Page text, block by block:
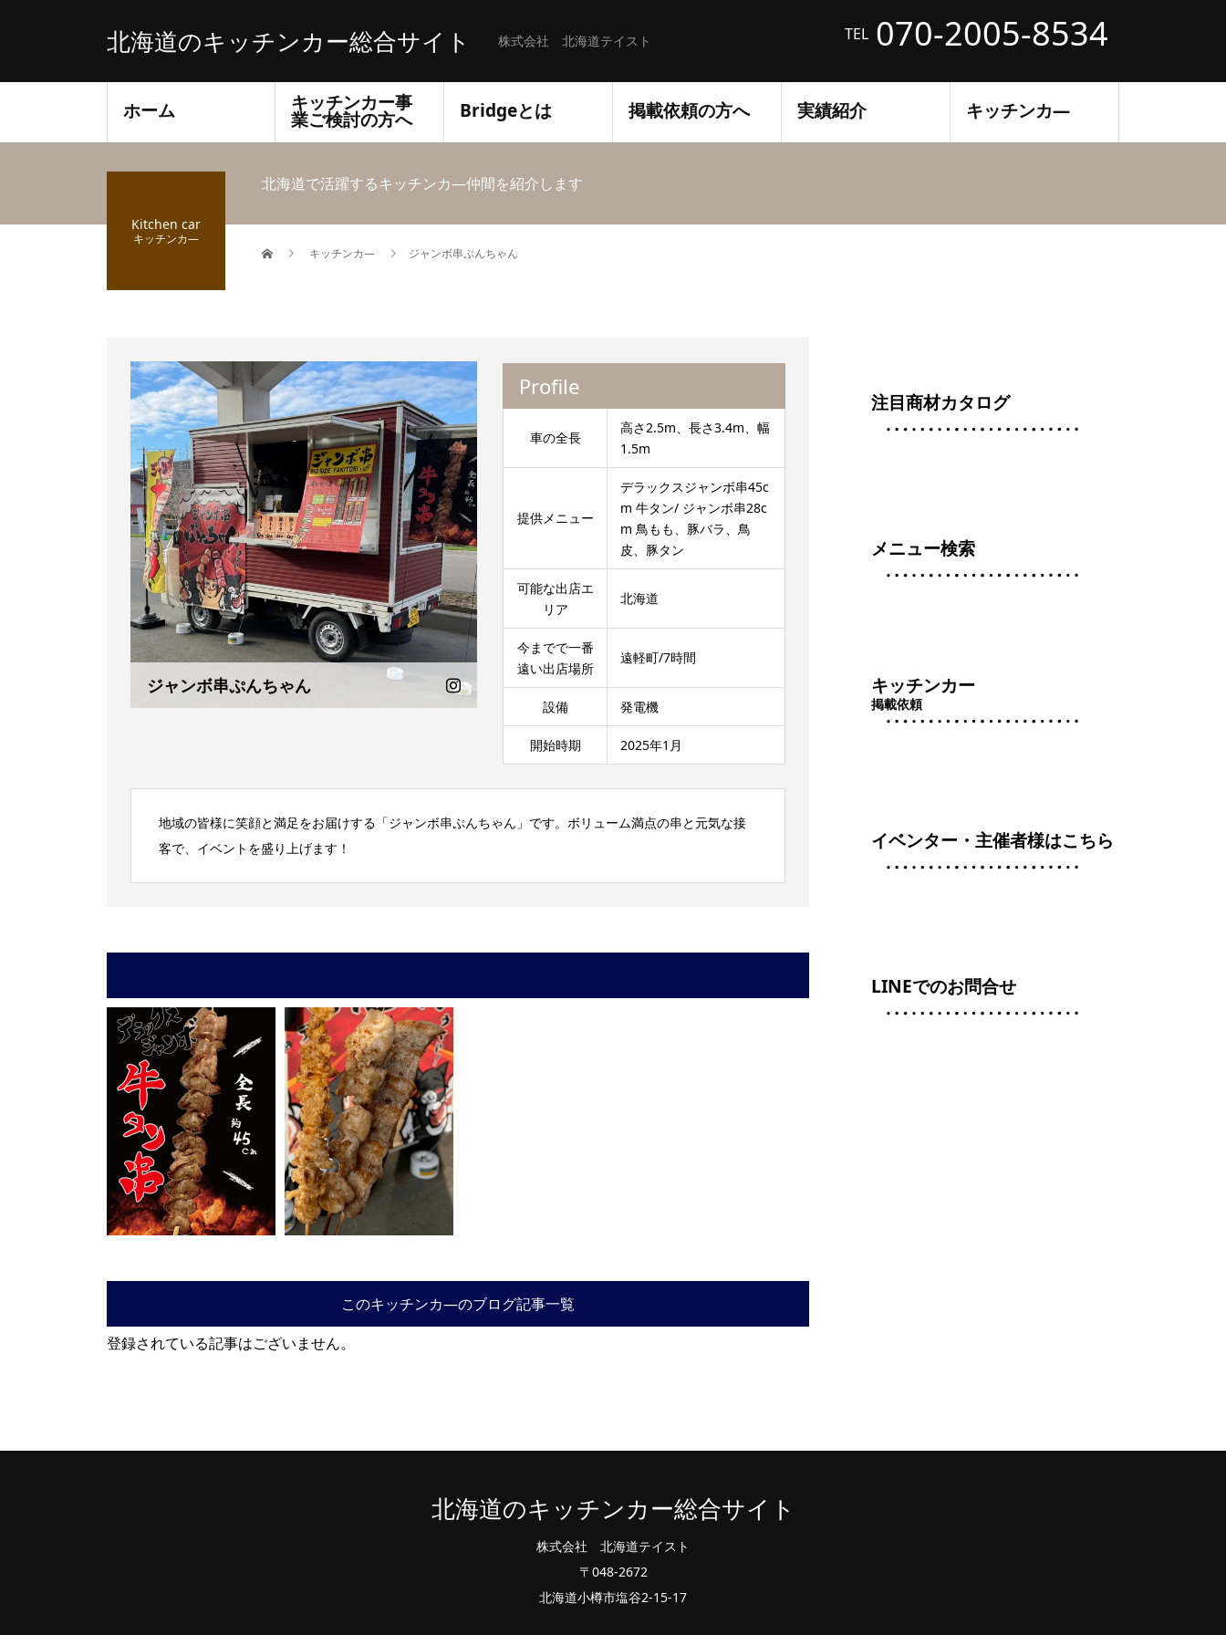
北海道のキッチンカー総合サイト 株式会社 北海道テイスト TEL 070-2005-8534
ホーム キッチンカー事
業ご検討の方へ Bridgeとは 掲載依頼の方へ 実績紹介 キッチンカ―
Kitchen car
キッチンカ―
北海道で活躍するキッチンカ―仲間を紹介します
キッチンカ― ジャンボ串ぷんちゃん
ジャンボ串ぷんちゃん
Profile
車の全長
高さ2.5m、長さ3.4m、幅
1.5m
提供メニュー
デラックスジャンボ串45c
m 牛タン/ ジャンボ串28c
m 鳥もも、豚バラ、鳥
皮、豚タン
可能な出店エ
リア
北海道
今までで一番
遠い出店場所
遠軽町/7時間
設備 発電機
開始時期 2025年1月
地域の皆様に笑顔と満足をお届けする「ジャンボ串ぷんちゃん」です。ボリューム満点の串と元気な接
客で、イベントを盛り上げます！
このキッチンカ―のブログ記事一覧
登録されている記事はございません。
注目商材カタログ
メニュー検索
キッチンカー
掲載依頼
イベンター・主催者様はこちら
LINEでのお問合せ
北海道のキッチンカー総合サイト
株式会社 北海道テイスト
〒048-2672
北海道小樽市塩谷2-15-17